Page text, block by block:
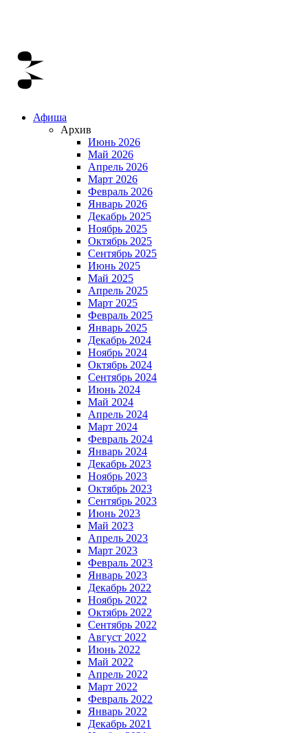
Афиша
Архив
Июнь 2026
Май 2026
Апрель 2026
Март 2026
Февраль 2026
Январь 2026
Декабрь 2025
Ноябрь 2025
Октябрь 2025
Сентябрь 2025
Июнь 2025
Май 2025
Апрель 2025
Март 2025
Февраль 2025
Январь 2025
Декабрь 2024
Ноябрь 2024
Октябрь 2024
Сентябрь 2024
Июнь 2024
Май 2024
Апрель 2024
Март 2024
Февраль 2024
Январь 2024
Декабрь 2023
Ноябрь 2023
Октябрь 2023
Сентябрь 2023
Июнь 2023
Май 2023
Апрель 2023
Март 2023
Февраль 2023
Январь 2023
Декабрь 2022
Ноябрь 2022
Октябрь 2022
Сентябрь 2022
Август 2022
Июнь 2022
Май 2022
Апрель 2022
Март 2022
Февраль 2022
Январь 2022
Декабрь 2021